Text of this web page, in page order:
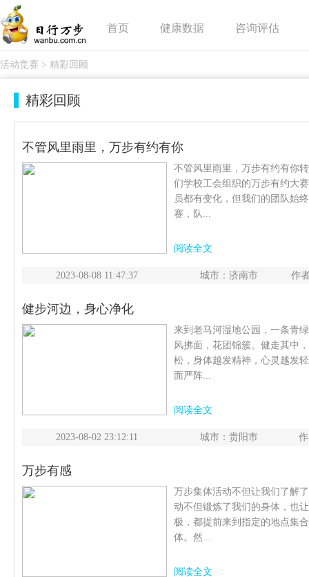
首页 健康数据 咨询评估
活动竞赛 > 精彩回顾
精彩回顾
不管风里雨里，万步有约有你
不管风里雨里，万步有约有你
们学校工会组织的万步有约大
员都有变化，但我们的团队始
赛，队...
阅读全文
2023-08-08 11:47:37 城市：济南市 作
健步河边，身心净化
来到老马河湿地公园，一条青
风拂面，花团锦簇。健走其中
松，身体越发精神，心灵越发
面严阵...
阅读全文
2023-08-02 23:12:11 城市：贵阳市
万步有感
万步集体活动不但让我们了解
动不但锻炼了我们的身体，也
极，都提前来到指定的地点集
体。然...
阅读全文